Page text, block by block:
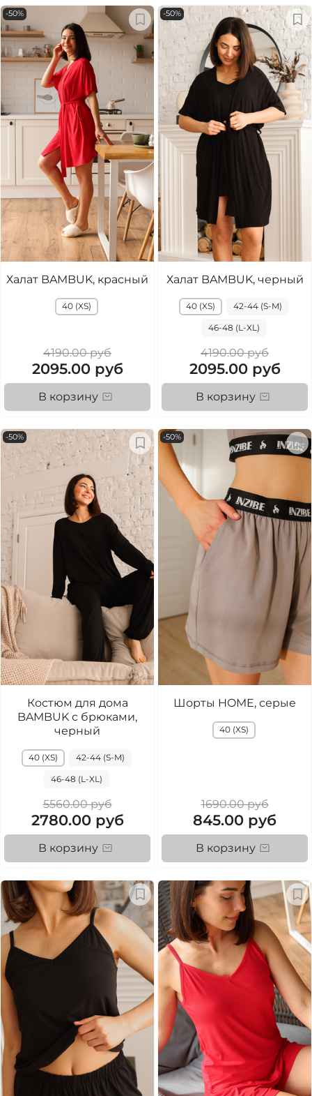
-50%
Халат BAMBUK, красный
40 (XS)
4190.00 руб
2095.00 руб
В корзину
-50%
Халат BAMBUK, черный
40 (XS) 42-44 (S-M)
46-48 (L-XL)
4190.00 руб
2095.00 руб
В корзину
-50%
Костюм для дома
BAMBUK с брюками,
черный
40 (XS) 42-44 (S-M)
46-48 (L-XL)
5560.00 руб
2780.00 руб
В корзину
-50%
Шорты HOME, серые
40 (XS)
1690.00 руб
845.00 руб
В корзину